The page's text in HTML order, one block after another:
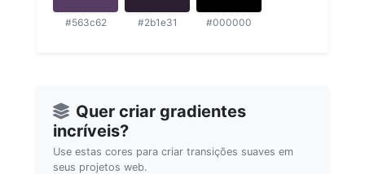
#563c62 #2b1e31 #000000
Quer criar gradientes
incríveis?
Use estas cores para criar transições suaves em
seus projetos web.